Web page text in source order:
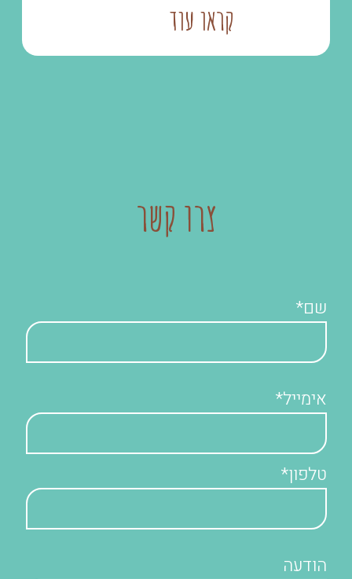
קראו עוד
צרו קשר
שם*
אימייל*
טלפון*
הודעה